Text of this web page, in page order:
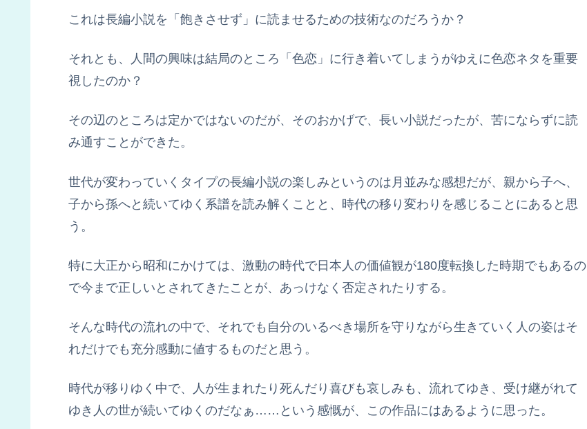
これは長編小説を「飽きさせず」に読ませるための技術なのだろうか？
それとも、人間の興味は結局のところ「色恋」に行き着いてしまうがゆえに色恋ネタを重要
視したのか？
その辺のところは定かではないのだが、そのおかげで、長い小説だったが、苦にならずに読
み通すことができた。
世代が変わっていくタイプの長編小説の楽しみというのは月並みな感想だが、親から子へ、
子から孫へと続いてゆく系譜を読み解くことと、時代の移り変わりを感じることにあると思
う。
特に大正から昭和にかけては、激動の時代で日本人の価値観が180度転換した時期でもあるの
で今まで正しいとされてきたことが、あっけなく否定されたりする。
そんな時代の流れの中で、それでも自分のいるべき場所を守りながら生きていく人の姿はそ
れだけでも充分感動に値するものだと思う。
時代が移りゆく中で、人が生まれたり死んだり喜びも哀しみも、流れてゆき、受け継がれて
ゆき人の世が続いてゆくのだなぁ……という感慨が、この作品にはあるように思った。